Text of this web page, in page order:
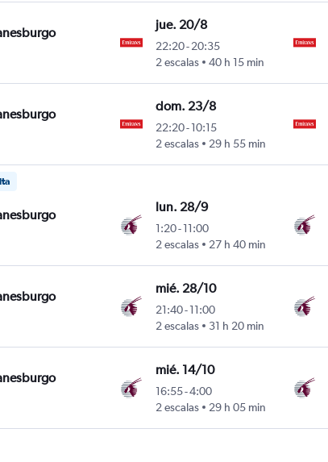
John F. Kennedy
Internacional de Johannesburgo-Oliver Reginald Tambo
jue. 20/8
22:20-20:35
2 escalas
40 h 15 min
John F. Kennedy
Internacional de Johannesburgo-Oliver Reginald Tambo
dom. 23/8
22:20-10:15
2 escalas
29 h 55 min
John F. Kennedy
Internacional de Johannesburgo-Oliver Reginald Tambo
lun. 28/9
1:20-11:00
2 escalas
27 h 40 min
John F. Kennedy
Internacional de Johannesburgo-Oliver Reginald Tambo
mié. 28/10
21:40-11:00
2 escalas
31 h 20 min
John F. Kennedy
Internacional de Johannesburgo-Oliver Reginald Tambo
mié. 14/10
16:55-4:00
2 escalas
29 h 05 min